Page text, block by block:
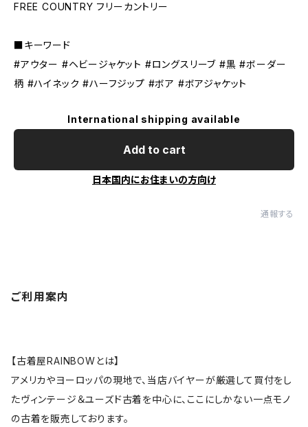
FREE COUNTRY フリーカントリー
■キーワード
#アウター #ヘビージャケット #ロングスリーブ #黒 #ボーダー
柄 #ハイネック #ハーフジップ #ボア #ボアジャケット
International shipping available
Add to cart
日本国内にお住まいの方向け
通報する
ご利用案内
【古着屋RAINBOWとは】
アメリカやヨーロッパの現地で、当店バイヤーが厳選して買付をし
たヴィンテージ＆ユーズド古着を中心に、ここにしかない一点モノ
の古着を販売しております。